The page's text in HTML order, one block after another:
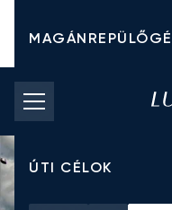
CHARTER ÁRAK
ÚTI CÉLOK